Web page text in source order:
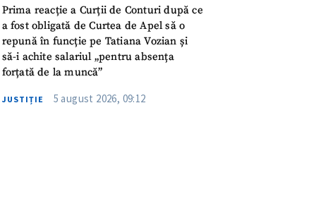
Prima reacție a Curții de Conturi după ce
a fost obligată de Curtea de Apel să o
repună în funcție pe Tatiana Vozian și
să-i achite salariul „pentru absența
forțată de la muncă”
JUSTIȚIE 5 august 2026, 09:12